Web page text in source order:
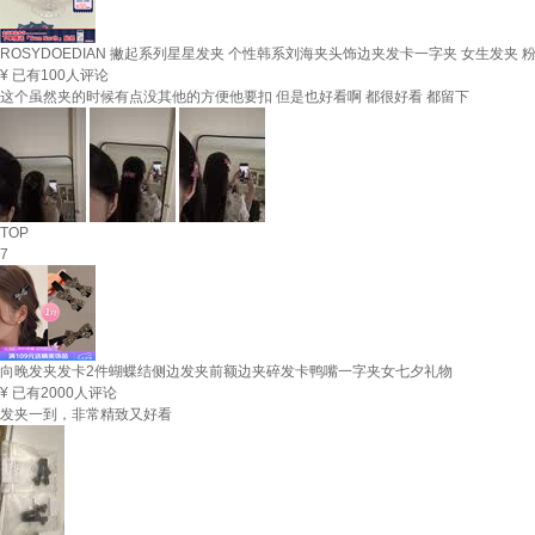
ROSYDOEDIAN 撇起系列星星发夹 个性韩系刘海夹头饰边夹发卡一字夹 女生发夹
¥ 已有100人评论
这个虽然夹的时候有点没其他的方便他要扣 但是也好看啊 都很好看 都留下
TOP
7
向晚发夹发卡2件蝴蝶结侧边发夹前额边夹碎发卡鸭嘴一字夹女七夕礼物
¥ 已有2000人评论
发夹一到，非常精致又好看